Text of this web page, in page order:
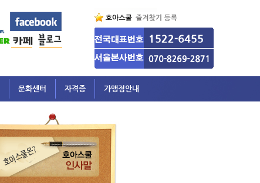
문화센터 자격증 가맹점안내